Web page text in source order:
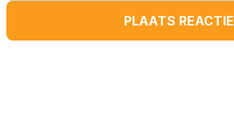
PLAATS REACTIE